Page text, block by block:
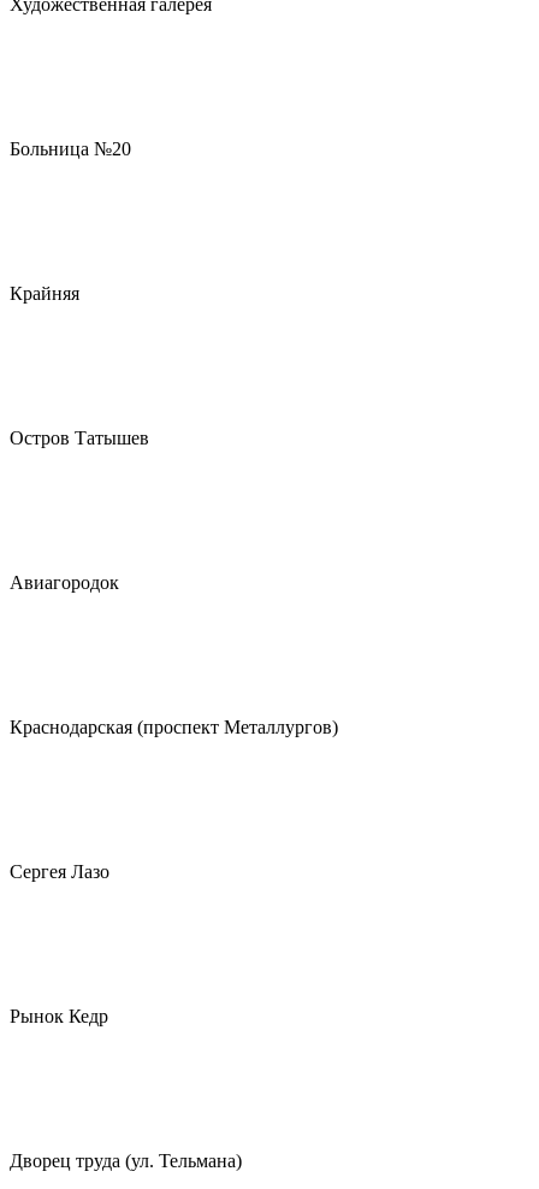
Художественная галерея
Больница №20
Крайняя
Остров Татышев
Авиагородок
Краснодарская (проспект Металлургов)
Сергея Лазо
Рынок Кедр
Дворец труда (ул. Тельмана)